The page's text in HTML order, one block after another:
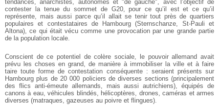
tendances, anarchistes, autonomes et "de gauche", avec l’objectif de
contester la tenue du sommet de G20, pour ce qu’il est et ce qu’il
représente, mais aussi parce qu’il allait se tenir tout près de quartiers
populaires et contestataires de Hambourg (Sternschanze, St-Pauli et
Altona), ce qui était vécu comme une provocation par une grande partie
de la population locale.
Conscient de ce potentiel de colère sociale, le pouvoir allemand avait
prévu les choses en grand, de manière à immobiliser la ville et à faire
taire toute forme de contestation conséquente : seraient présents sur
Hambourg plus de 20 000 policiers de diverses sections (principalement
des flics anti-émeute allemands, mais aussi autrichiens), équipés de
canons à eau, véhicules blindés, hélicoptères, drones, caméras et armes
diverses (matraques, gazeuses au poivre et flingues).